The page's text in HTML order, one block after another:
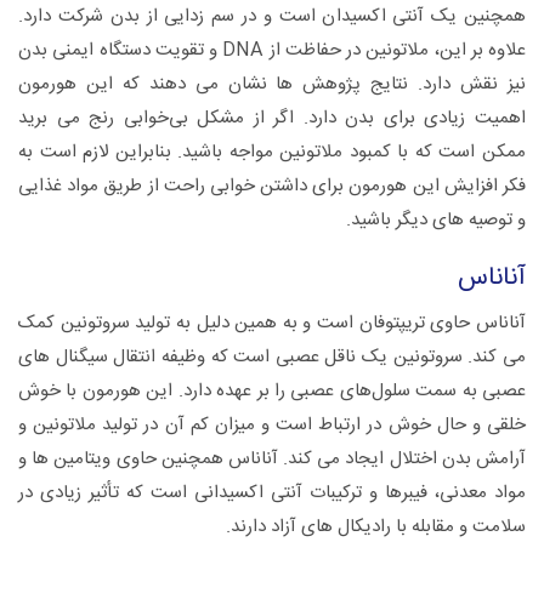
همچنین یک آنتی اکسیدان است و در سم زدایی از بدن شرکت دارد.
علاوه بر این، ملاتونین در حفاظت از DNA و تقویت دستگاه ایمنی بدن
نیز نقش دارد. نتایج پژوهش ها نشان می دهند که این هورمون
اهمیت زیادی برای بدن دارد. اگر از مشکل بی‌خوابی رنج می برید
ممکن است که با کمبود ملاتونین مواجه باشید. بنابراین لازم است به
فکر افزایش این هورمون برای داشتن خوابی راحت از طریق مواد غذایی
و توصیه های دیگر باشید.
آناناس
آناناس حاوی تریپتوفان است و به همین دلیل به تولید سروتونین کمک
می کند. سروتونین یک ناقل عصبی است که وظیفه انتقال سیگنال های
عصبی به سمت سلول‌های عصبی را بر عهده دارد. این هورمون با خوش
خلقی و حال خوش در ارتباط است و میزان کم آن در تولید ملاتونین و
آرامش بدن اختلال ایجاد می کند. آناناس همچنین حاوی ویتامین ها و
مواد معدنی، فیبرها و ترکیبات آنتی اکسیدانی است که تأثیر زیادی در
سلامت و مقابله با رادیکال های آزاد دارند.